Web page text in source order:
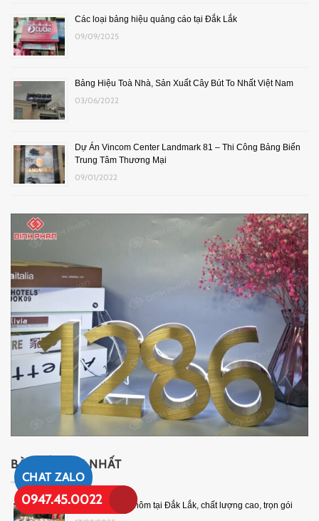
Các loại bảng hiệu quảng cáo tại Đắk Lắk
09/09/2025
Bảng Hiệu Toà Nhà, Sản Xuất Cây Bút To Nhất Việt Nam
03/06/2022
Dự Án Vincom Center Landmark 81 – Thi Công Bảng Biển
Trung Tâm Thương Mại
09/01/2022
BÀI VIẾT MỚI NHẤT
Gia công chữ nhôm tại Đắk Lắk, chất lượng cao, trọn gói
CHAT ZALO
0947.45.0022